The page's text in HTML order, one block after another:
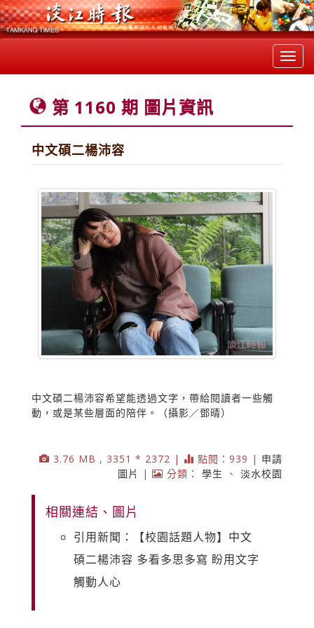
第 1160 期 圖片資訊
中文碩二楊沛容
中文碩二楊沛容希望能透過文字，帶給閱讀者一些觸
動，或是某些層面的陪伴。（攝影／鄧晴）
3.76 MB , 3351 * 2372 | 點閱：939 | 申請
圖片
| 分類： 學生 、 淡水校園
相關連結、圖片
引用新聞：【校園話題人物】中文
碩二楊沛容 多看多思多寫 盼用文字
觸動人心